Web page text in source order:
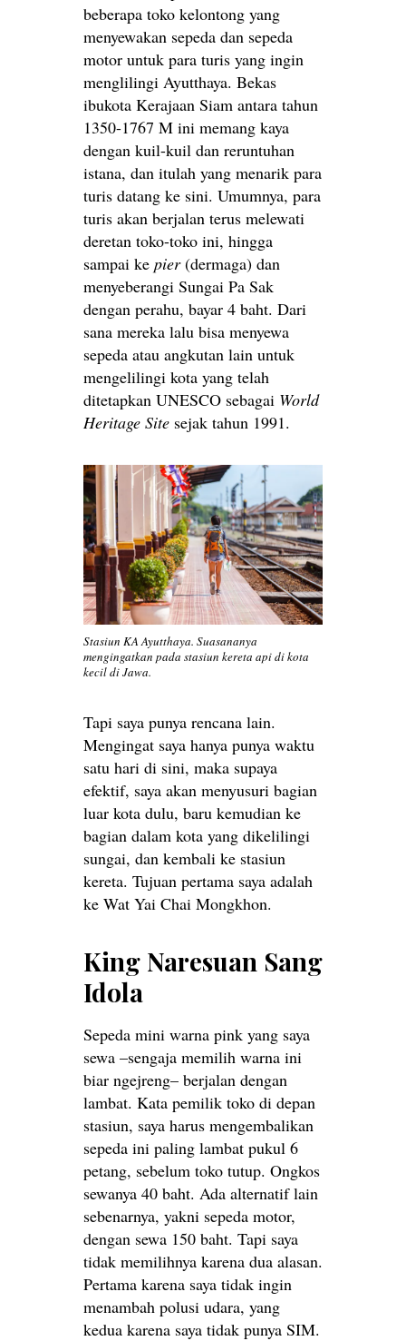
beberapa toko kelontong yang
menyewakan sepeda dan sepeda
motor untuk para turis yang ingin
menglilingi Ayutthaya. Bekas
ibukota Kerajaan Siam antara tahun
1350-1767 M ini memang kaya
dengan kuil-kuil dan reruntuhan
istana, dan itulah yang menarik para
turis datang ke sini. Umumnya, para
turis akan berjalan terus melewati
deretan toko-toko ini, hingga
sampai ke pier(dermaga) dan
menyeberangi Sungai Pa Sak
dengan perahu, bayar 4 baht. Dari
sana mereka lalu bisa menyewa
sepeda atau angkutan lain untuk
mengelilingi kota yang telah
ditetapkan UNESCO sebagai World
Heritage Site sejak tahun 1991.
Stasiun KA Ayutthaya. Suasananya
mengingatkan pada stasiun kereta api di kota
kecil di Jawa.
Tapi saya punya rencana lain.
Mengingat saya hanya punya waktu
satu hari di sini, maka supaya
efektif, saya akan menyusuri bagian
luar kota dulu, baru kemudian ke
bagian dalam kota yang dikelilingi
sungai, dan kembali ke stasiun
kereta. Tujuan pertama saya adalah
ke Wat Yai Chai Mongkhon.
King Naresuan Sang
Idola
Sepeda mini warna pink yang saya
sewa –sengaja memilih warna ini
biar ngejreng– berjalan dengan
lambat. Kata pemilik toko di depan
stasiun, saya harus mengembalikan
sepeda ini paling lambat pukul 6
petang, sebelum toko tutup. Ongkos
sewanya 40 baht. Ada alternatif lain
sebenarnya, yakni sepeda motor,
dengan sewa 150 baht. Tapi saya
tidak memilihnya karena dua alasan.
Pertama karena saya tidak ingin
menambah polusi udara, yang
kedua karena saya tidak punya SIM.